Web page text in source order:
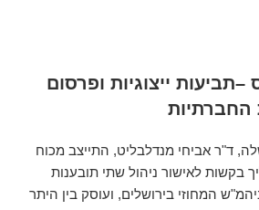
–תביעות ייצוגיות ופרסום
ד"ר אביחי מנדלבליט, התייצב מכוח
בקשות לאישור ניהול שתי תובענות
המחוזי בירושלים, ועוסק בין היתר